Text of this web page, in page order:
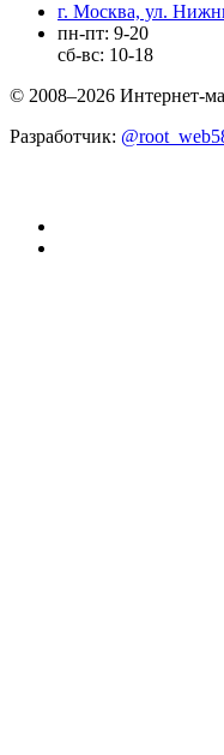
г. Москва, ул.
пн-пт: 9-20
сб-вс: 10-18
© 2008–2026 Интернет-
Разработчик: